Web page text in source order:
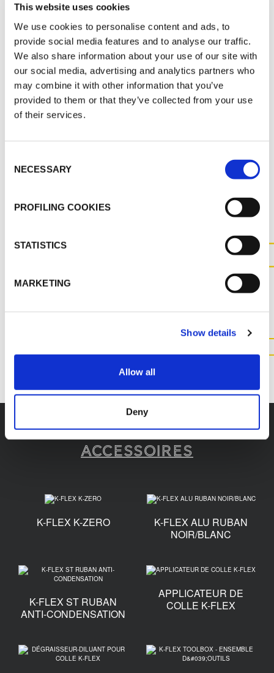
This website uses cookies
We use cookies to personalise content and ads, to
provide social media features and to analyse our traffic.
We also share information about your use of our site with
our social media, advertising and analytics partners who
may combine it with other information that you’ve
provided to them or that they’ve collected from your use
of their services.
Selection
NECESSARY
PROFILING COOKIES
STATISTICS
MARKETING
Show details
Allow all
Deny
K-FLEX TARIF 2026
K-FLEX APPLICATION MANUAL
FRIGO COURONNES CATALOGUE 2026
MSDS
K-FLEX ST FRIGO_SS_FRA_792122.pdf
CONTACTEZ-NOUS POUR
PLUS D'INFORMATIONS SUR
CE PRODUIT
CONTACTEZ NOUS
Accessoires
K-FLEX K-ZERO
K-FLEX ALU RUBAN
NOIR/BLANC
K-FLEX ST RUBAN
ANTI-CONDENSATION
APPLICATEUR DE
COLLE K-FLEX